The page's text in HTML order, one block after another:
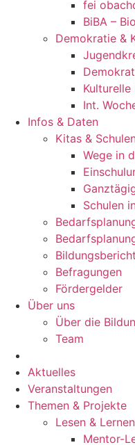
fei
BiBA –
Demokratie &
Kulturelle
Int.
Infos & Daten
Kitas &
Wege in
Schulen
Befragungen
Förder­gelder
Über uns
Über die
Team
Aktuelles
Veranstaltungen
Themen & Projekte
Lesen & Lernen
Mentor-